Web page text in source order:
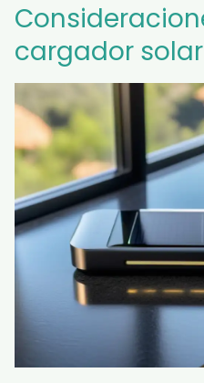
cargador